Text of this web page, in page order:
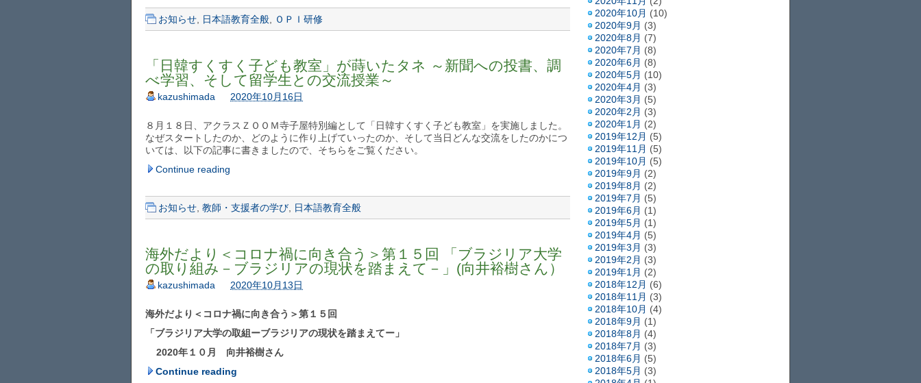
お知らせ 日本語教育全般 ＯＰＩ研修
「日韓すくすく子ども教室」が蒔いたタネ ～新聞への投書、調
べ学習、そして留学生との交流授業～
kazushimada 2020年10月16日
８月１８日、アクラスＺＯＯＭ寺子屋特別編として「日韓すくすく子ども教室」を実施しました。
なぜスタートしたのか、どのように作り上げていったのか、そして当日どんな交流をしたのかにつ
いては、以下の記事に書きましたので、そちらをご覧ください。
Continue reading
お知らせ 教師・支援者の学び 日本語教育全般
海外だより＜コロナ禍に向き合う＞第１５回 「ブラジリア大学
の取り組み－ブラジリアの現状を踏まえて－」(向井裕樹さん）
kazushimada 2020年10月13日
海外だより＜コロナ禍に向き合う＞第１５ 回
「ブラジリア大学の取組ーブラジリアの現状を踏まえてー」
2020年１０月 向井裕樹さん
Continue reading
2020年10月 (10)
2020年9月 (3)
2020年8月 (7)
2020年7月 (8)
2020年6月 (8)
2020年5月 (10)
2020年4月 (3)
2020年3月 (5)
2020年2月 (3)
2020年1月 (2)
2019年12月 (5)
2019年11月 (5)
2019年10月 (5)
2019年9月 (2)
2019年8月 (2)
2019年7月 (5)
2019年6月 (1)
2019年5月 (1)
2019年4月 (5)
2019年3月 (3)
2019年2月 (3)
2019年1月 (2)
2018年12月 (6)
2018年11月 (3)
2018年10月 (4)
2018年9月 (1)
2018年8月 (4)
2018年7月 (3)
2018年6月 (5)
2018年5月 (3)